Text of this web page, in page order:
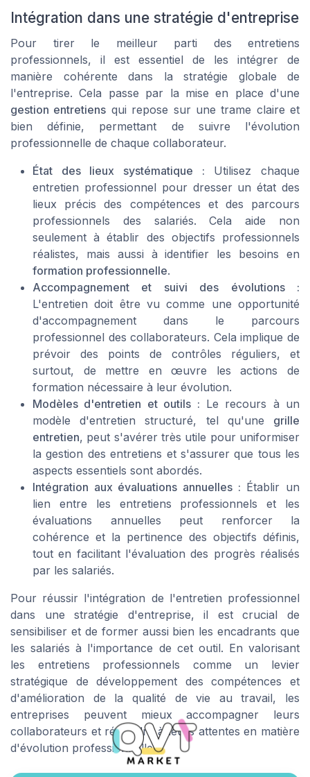
Intégration dans une stratégie d'entreprise
Pour tirer le meilleur parti des entretiens
professionnels, il est essentiel de les intégrer de
manière cohérente dans la stratégie globale de
l'entreprise. Cela passe par la mise en place d'une
gestion entretiens qui repose sur une trame claire et
bien définie, permettant de suivre l'évolution
professionnelle de chaque collaborateur.
État des lieux systématique : Utilisez chaque
entretien professionnel pour dresser un état des
lieux précis des compétences et des parcours
professionnels des salariés. Cela aide non
seulement à établir des objectifs professionnels
réalistes, mais aussi à identifier les besoins en
formation professionnelle.
Accompagnement et suivi des évolutions :
L'entretien doit être vu comme une opportunité
d'accompagnement dans le parcours
professionnel des collaborateurs. Cela implique de
prévoir des points de contrôles réguliers, et
surtout, de mettre en œuvre les actions de
formation nécessaire à leur évolution.
Modèles d'entretien et outils : Le recours à un
modèle d'entretien structuré, tel qu'une grille
entretien, peut s'avérer très utile pour uniformiser
la gestion des entretiens et s'assurer que tous les
aspects essentiels sont abordés.
Intégration aux évaluations annuelles : Établir un
lien entre les entretiens professionnels et les
évaluations annuelles peut renforcer la
cohérence et la pertinence des objectifs définis,
tout en facilitant l'évaluation des progrès réalisés
par les salariés.
Pour réussir l'intégration de l'entretien professionnel
dans une stratégie d'entreprise, il est crucial de
sensibiliser et de former aussi bien les encadrants que
les salariés à l'importance de cet outil. En valorisant
les entretiens professionnels comme un levier
stratégique de développement des compétences et
d'amélioration de la qualité de vie au travail, les
entreprises peuvent mieux accompagner leurs
collaborateurs et répondre à leurs attentes en matière
d'évolution professionnelle.